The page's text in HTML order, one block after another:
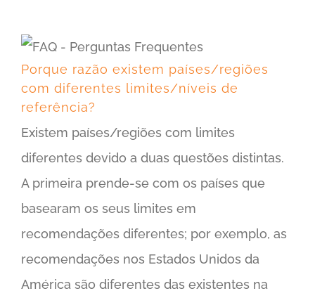
Porque razão existem países/regiões
com diferentes limites/níveis de
referência?
Existem países/regiões com limites
diferentes devido a duas questões distintas.
A primeira prende-se com os países que
basearam os seus limites em
recomendações diferentes; por exemplo, as
recomendações nos Estados Unidos da
América são diferentes das existentes na